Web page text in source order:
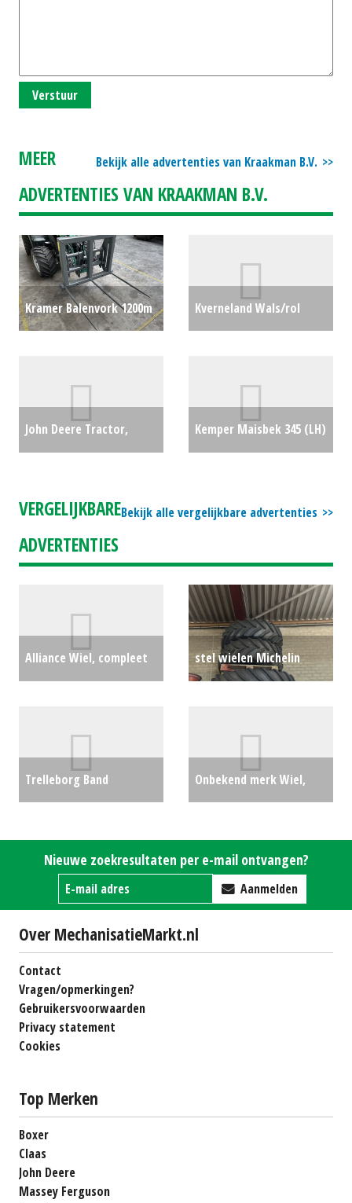
Verstuur
Bekijk alle advertenties van Kraakman B.V.
MEER
ADVERTENTIES VAN KRAAKMAN B.V.
Kramer Balenvork 1200m
Kverneland Wals/rol
John Deere Tractor,
€25800
Kemper Maisbek 345 (LH)
Bekijk alle vergelijkbare advertenties
VERGELIJKBARE
ADVERTENTIES
Alliance Wiel, compleet
(LH) #29222
€12000
stel wielen Michelin
Trelleborg Band
€1600
Onbekend merk Wiel,
€100
Nieuwe zoekresultaten per e-mail ontvangen?
Aanmelden
Over MechanisatieMarkt.nl
Contact
Vragen/opmerkingen?
Gebruikersvoorwaarden
Privacy statement
Cookies
Top Merken
Boxer
Claas
John Deere
Massey Ferguson